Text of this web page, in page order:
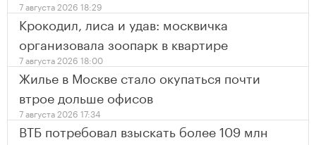
7 августа 2026 18:29
Крокодил, лиса и удав: москвичка
организовала зоопарк в квартире
7 августа 2026 18:00
Жилье в Москве стало окупаться почти
втрое дольше офисов
7 августа 2026 17:34
ВТБ потребовал взыскать более 109 млн